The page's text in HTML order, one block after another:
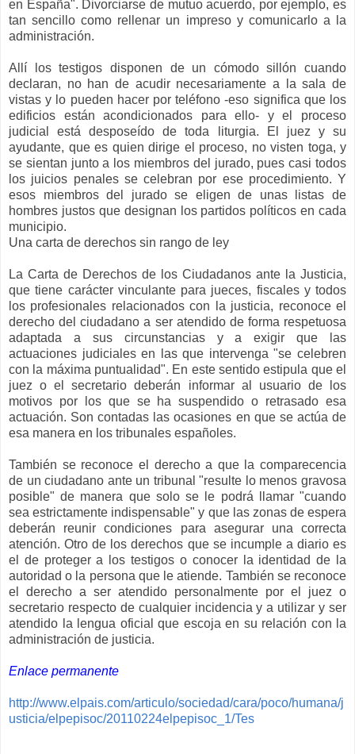
en España". Divorciarse de mutuo acuerdo, por ejemplo, es
tan sencillo como rellenar un impreso y comunicarlo a la
administración.
Allí los testigos disponen de un cómodo sillón cuando
declaran, no han de acudir necesariamente a la sala de
vistas y lo pueden hacer por teléfono -eso significa que los
edificios están acondicionados para ello- y el proceso
judicial está desposeído de toda liturgia. El juez y su
ayudante, que es quien dirige el proceso, no visten toga, y
se sientan junto a los miembros del jurado, pues casi todos
los juicios penales se celebran por ese procedimiento. Y
esos miembros del jurado se eligen de unas listas de
hombres justos que designan los partidos políticos en cada
municipio.
Una carta de derechos sin rango de ley
La Carta de Derechos de los Ciudadanos ante la Justicia,
que tiene carácter vinculante para jueces, fiscales y todos
los profesionales relacionados con la justicia, reconoce el
derecho del ciudadano a ser atendido de forma respetuosa
adaptada a sus circunstancias y a exigir que las
actuaciones judiciales en las que intervenga "se celebren
con la máxima puntualidad". En este sentido estipula que el
juez o el secretario deberán informar al usuario de los
motivos por los que se ha suspendido o retrasado esa
actuación. Son contadas las ocasiones en que se actúa de
esa manera en los tribunales españoles.
También se reconoce el derecho a que la comparecencia
de un ciudadano ante un tribunal "resulte lo menos gravosa
posible" de manera que solo se le podrá llamar "cuando
sea estrictamente indispensable" y que las zonas de espera
deberán reunir condiciones para asegurar una correcta
atención. Otro de los derechos que se incumple a diario es
el de proteger a los testigos o conocer la identidad de la
autoridad o la persona que le atiende. También se reconoce
el derecho a ser atendido personalmente por el juez o
secretario respecto de cualquier incidencia y a utilizar y ser
atendido la lengua oficial que escoja en su relación con la
administración de justicia.
Enlace permanente
http://www.elpais.com/articulo/sociedad/cara/poco/humana/j
usticia/elpepisoc/20110224elpepisoc_1/Tes